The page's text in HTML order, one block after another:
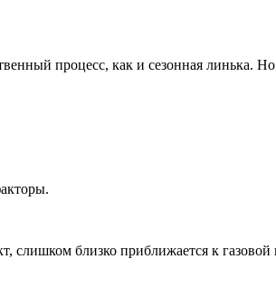
процесс, как и сезонная линька.
слишком близко приближается к